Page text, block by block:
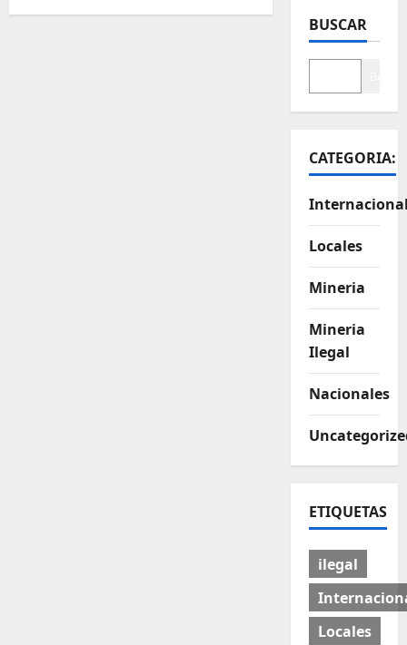
BUSCAR
CATEGORIA:
Locales
Mineria
Mineria
Ilegal
Nacionales
ETIQUETAS
ilegal
Locales